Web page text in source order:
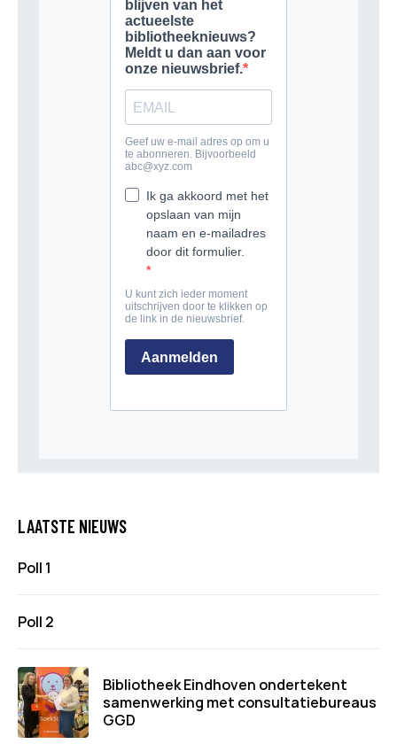
LAATSTE NIEUWS
Poll 1
Poll 2
Bibliotheek Eindhoven ondertekent
samenwerking met consultatiebureaus
GGD